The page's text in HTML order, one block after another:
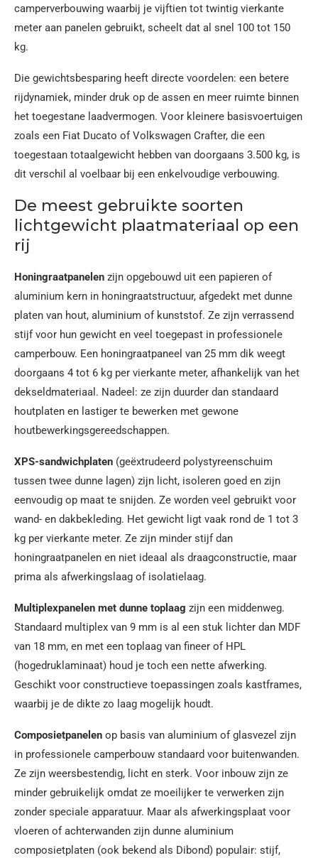
camperverbouwing waarbij je vijftien tot twintig vierkante
meter aan panelen gebruikt, scheelt dat al snel 100 tot 150
kg.
Die gewichtsbesparing heeft directe voordelen: een betere
rijdynamiek, minder druk op de assen en meer ruimte binnen
het toegestane laadvermogen. Voor kleinere basisvoertuigen
zoals een Fiat Ducato of Volkswagen Crafter, die een
toegestaan totaalgewicht hebben van doorgaans 3.500 kg, is
dit verschil al voelbaar bij een enkelvoudige verbouwing.
De meest gebruikte soorten
lichtgewicht plaatmateriaal op een
rij
Honingraatpanelen zijn opgebouwd uit een papieren of
aluminium kern in honingraatstructuur, afgedekt met dunne
platen van hout, aluminium of kunststof. Ze zijn verrassend
stijf voor hun gewicht en veel toegepast in professionele
camperbouw. Een honingraatpaneel van 25 mm dik weegt
doorgaans 4 tot 6 kg per vierkante meter, afhankelijk van het
dekseldmateriaal. Nadeel: ze zijn duurder dan standaard
houtplaten en lastiger te bewerken met gewone
houtbewerkingsgereedschappen.
XPS-sandwichplaten (geëxtrudeerd polystyreenschuim
tussen twee dunne lagen) zijn licht, isoleren goed en zijn
eenvoudig op maat te snijden. Ze worden veel gebruikt voor
wand- en dakbekleding. Het gewicht ligt vaak rond de 1 tot 3
kg per vierkante meter. Ze zijn minder stijf dan
honingraatpanelen en niet ideaal als draagconstructie, maar
prima als afwerkingslaag of isolatielaag.
Multiplexpanelen met dunne toplaag zijn een middenweg.
Standaard multiplex van 9 mm is al een stuk lichter dan MDF
van 18 mm, en met een toplaag van fineer of HPL
(hogedruklaminaat) houd je toch een nette afwerking.
Geschikt voor constructieve toepassingen zoals kastframes,
waarbij je de dikte zo laag mogelijk houdt.
Composietpanelen op basis van aluminium of glasvezel zijn
in professionele camperbouw standaard voor buitenwanden.
Ze zijn weersbestendig, licht en sterk. Voor inbouw zijn ze
minder gebruikelijk omdat ze moeilijker te verwerken zijn
zonder speciale apparatuur. Maar als afwerkingsplaat voor
vloeren of achterwanden zijn dunne aluminium
composietplaten (ook bekend als Dibond) populair: stijf,